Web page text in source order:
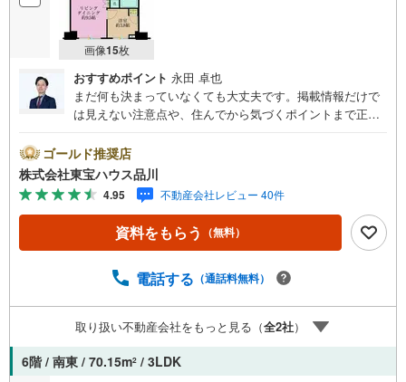
画像15枚
おすすめポイント 永田 卓也
まだ何も決まっていなくても大丈夫です。掲載情報だけで
は見えない注意点や、住んでから気づくポイントまで正直
とも包み隠さずお伝えし、「納得して選ぶ」ためのサポー
トを大切にしています。現地でしか分からないリアルな情
報も含めて、一緒に後悔しない住まい探しを進めていきま
しょう。まずはお気軽にご相談ください。【Yahoo！ 不動
産キャンペーン対象店舗】当店で物件を成約するとPayPay
ボーナスライトがもらえる「Yahoo！ 不動産 物件ご成約キ
予約をする」ボタンからお問い合わせください。※必ずYah
スライトは出金と譲渡はできません。ご案内・詳細な資料
のご請求はお気軽にどうぞ♪お電話でのお問い合わせも常
時受け付けております！お気軽にお問い合わせください。
ゴールド推奨店
株式会社東宝ハウス品川
4.95 不動産会社レビュー 40件
資料をもらう （無料）
電話する （通話料無料）
取り扱い不動産会社をもっと見る（全2社）
6階 / 南東 / 70.15m2 / 3LDK